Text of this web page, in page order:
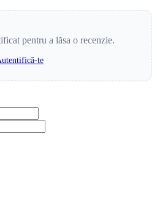
pentru a lăsa o recenzie.
te